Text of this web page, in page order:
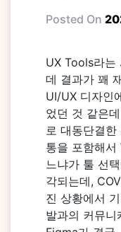
Posted On
UX Tools라는
데 결과가 꽤
UI/UX 디자인
었던 것 같은
로 대동단결
통을 포함해
느냐가 툴 선
각되는데,
진 상황에서
발과의 커뮤